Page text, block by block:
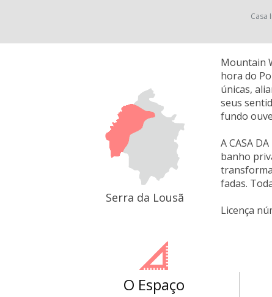
Casa
Serra da Lousã
Mountain
hora do
únicas,
seus
fundo
A CASA
banho
fadas.
Licença
O Espaço